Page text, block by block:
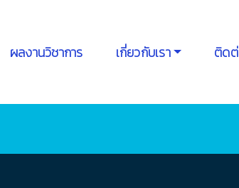
ผลงานวิชาการ เกี่ยวกับเรา ติดต่